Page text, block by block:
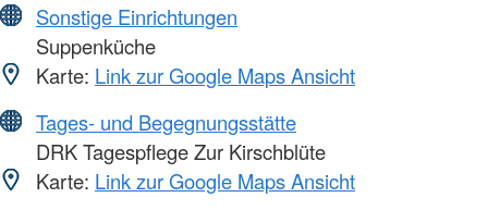
Sonstige Einrichtungen
Suppenküche
Karte: Link zur Google Maps Ansicht
Tages- und Begegnungsstätte
DRK Tagespflege Zur Kirschblüte
Karte: Link zur Google Maps Ansicht